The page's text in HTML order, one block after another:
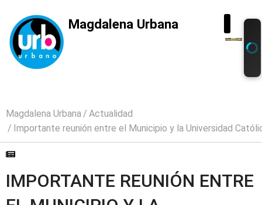
Magdalena Urbana
Magdalena Urbana
Actualidad
Importante reunión entre el Municipio y la Universidad
IMPORTANTE REUNIÓN ENTRE